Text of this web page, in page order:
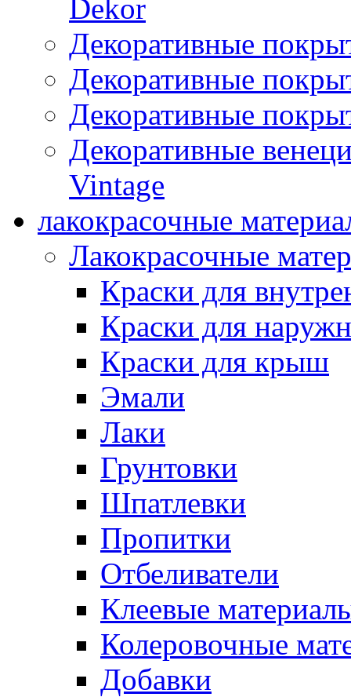
Dekor
Декоративные
Декоративные
Декоративные
Декоративные
Vintage
лакокрасочные
Лакокрасочные
Краски для
Краски для
Краски для крыш
Эмали
Лаки
Грунтовки
Шпатлевки
Пропитки
Отбеливатели
Клеевые
Колеровочные
Добавки